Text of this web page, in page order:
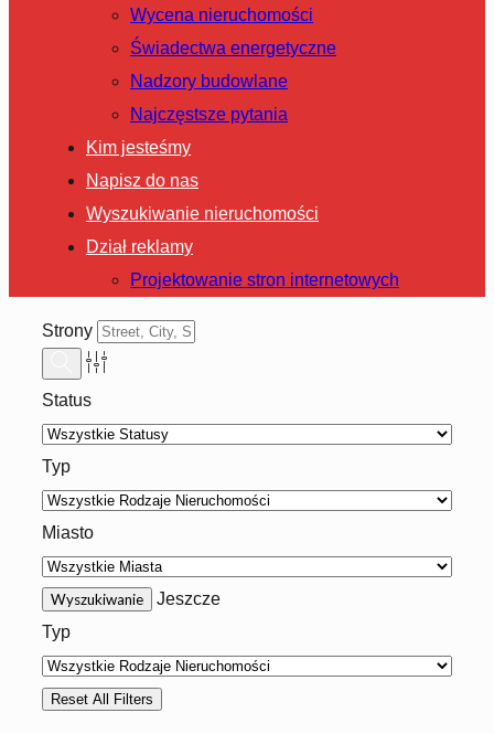
Wycena nieruchomości
Świadectwa energetyczne
Nadzory budowlane
Najczęstsze pytania
Kim jesteśmy
Napisz do nas
Wyszukiwanie nieruchomości
Dział reklamy
Projektowanie stron internetowych
Strony
Status
Typ
Miasto
Jeszcze
Typ
Reset All Filters